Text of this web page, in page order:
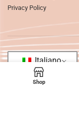
Privacy Policy
Italiano
Shop